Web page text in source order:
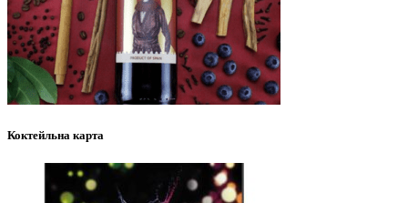
Коктейльна карта